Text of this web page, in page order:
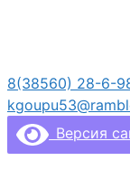
8(38560) 28-6-
Версия